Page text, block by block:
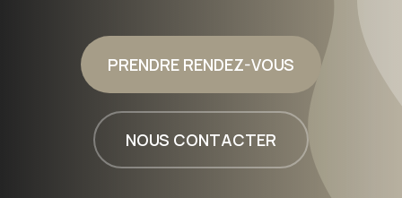
PRENDRE RENDEZ-VOUS
NOUS CONTACTER